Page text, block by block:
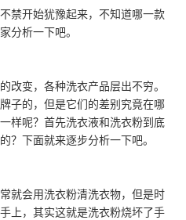
禁开始犹豫起来，不知道哪一款
分析一下吧。
改变，各种洗衣产品层出不穷。
子的，但是它们的差别究竟在哪
样呢？首先洗衣液和洗衣粉到底
？下面就来逐步分析一下吧。
就会用洗衣粉清洗衣物，但是时
上，其实这就是洗衣粉烧坏了手